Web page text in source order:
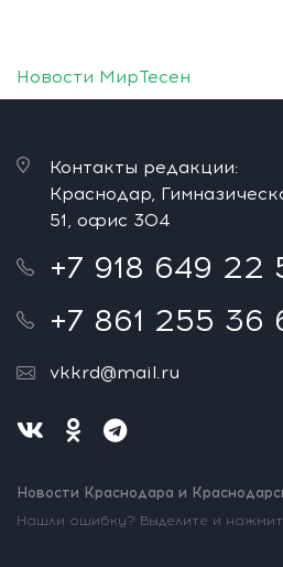
Новости МирТесен
Контакты редакции:
Краснодар,
51, офис 304
+7 918 649 22
+7 861 255 36
vkkrd@mail.ru
Новости Краснодара и
Нашли ошибку? Выделите и